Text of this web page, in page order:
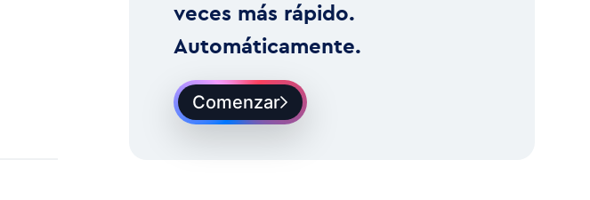
veces más rápido.
Automáticamente.
Comenzar